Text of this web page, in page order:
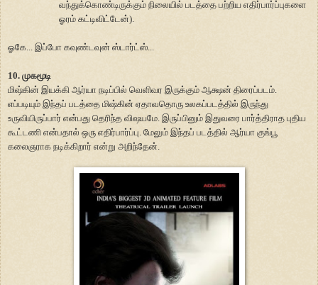
வந்துக்கொண்டிருக்கும் நிலையில் படத்தை பற்றிய எதிர்பார்ப்புகளை
ஓரம் கட்டிவிட்டேன்).
ஓகே... இப்போ கவுண்டவுன் ஸ்டார்ட்ஸ்...
10. முகமூடி
மிஷ்கின் இயக்கி ஆர்யா நடிப்பில் வெளிவர இருக்கும் ஆக்ஷன் திரைப்படம்.
எப்படியும் இந்தப் படத்தை மிஷ்கின் ஏதாவதொரு உலகப்படத்தில் இருந்து
உருவியிருப்பார் என்பது தெரிந்த விஷயமே. இருப்பினும் இதுவரை பார்த்திராத புதிய
கூட்டணி என்பதால் ஒரு எதிர்பார்ப்பு. மேலும் இந்தப் படத்தில் ஆர்யா குங்பூ
கலைஞராக நடிக்கிறார் என்று அறிந்தேன்.